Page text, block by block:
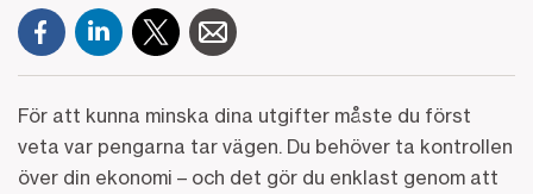
För att kunna minska dina utgifter måste du först
veta var pengarna tar vägen. Du behöver ta kontrollen
över din ekonomi – och det gör du enklast genom att